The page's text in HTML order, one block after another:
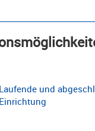
Laufende und
Einrichtung